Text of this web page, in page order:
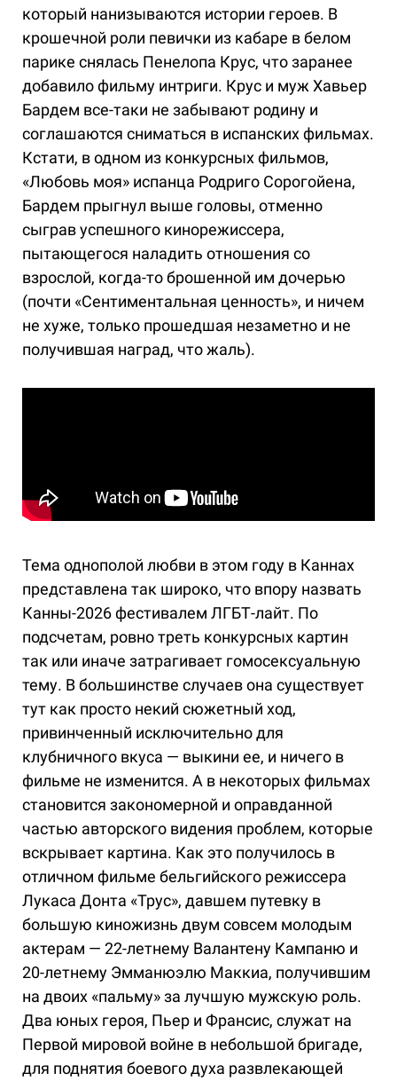
который нанизываются истории героев. В
крошечной роли певички из кабаре в белом
парике снялась Пенелопа Крус, что заранее
добавило фильму интриги. Крус и муж Хавьер
Бардем все-таки не забывают родину и
соглашаются сниматься в испанских фильмах.
Кстати, в одном из конкурсных фильмов,
«Любовь моя» испанца Родриго Сорогойена,
Бардем прыгнул выше головы, отменно
сыграв успешного кинорежиссера,
пытающегося наладить отношения со
взрослой, когда-то брошенной им дочерью
(почти «Сентиментальная ценность», и ничем
не хуже, только прошедшая незаметно и не
получившая наград, что жаль).
Тема однополой любви в этом году в Каннах
представлена так широко, что впору назвать
Канны-2026 фестивалем ЛГБТ-лайт. По
подсчетам, ровно треть конкурсных картин
так или иначе затрагивает гомосексуальную
тему. В большинстве случаев она существует
тут как просто некий сюжетный ход,
привинченный исключительно для
клубничного вкуса — выкини ее, и ничего в
фильме не изменится. А в некоторых фильмах
становится закономерной и оправданной
частью авторского видения проблем, которые
вскрывает картина. Как это получилось в
отличном фильме бельгийского режиссера
Лукаса Донта «Трус», давшем путевку в
большую киножизнь двум совсем молодым
актерам — 22-летнему Валантену Кампаню и
20-летнему Эмманюэлю Маккиа, получившим
на двоих «пальму» за лучшую мужскую роль.
Два юных героя, Пьер и Франсис, служат на
Первой мировой войне в небольшой бригаде,
для поднятия боевого духа развлекающей